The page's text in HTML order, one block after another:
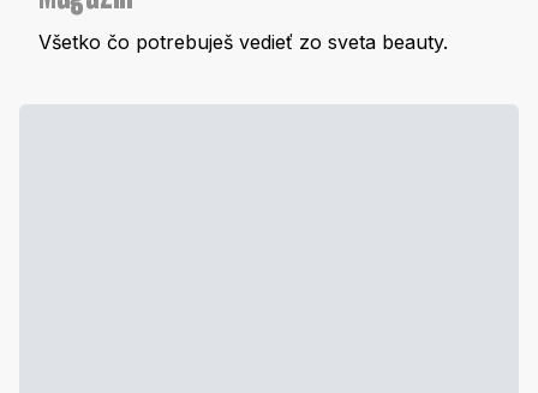
Všetko čo potrebuješ vedieť zo sveta beauty.